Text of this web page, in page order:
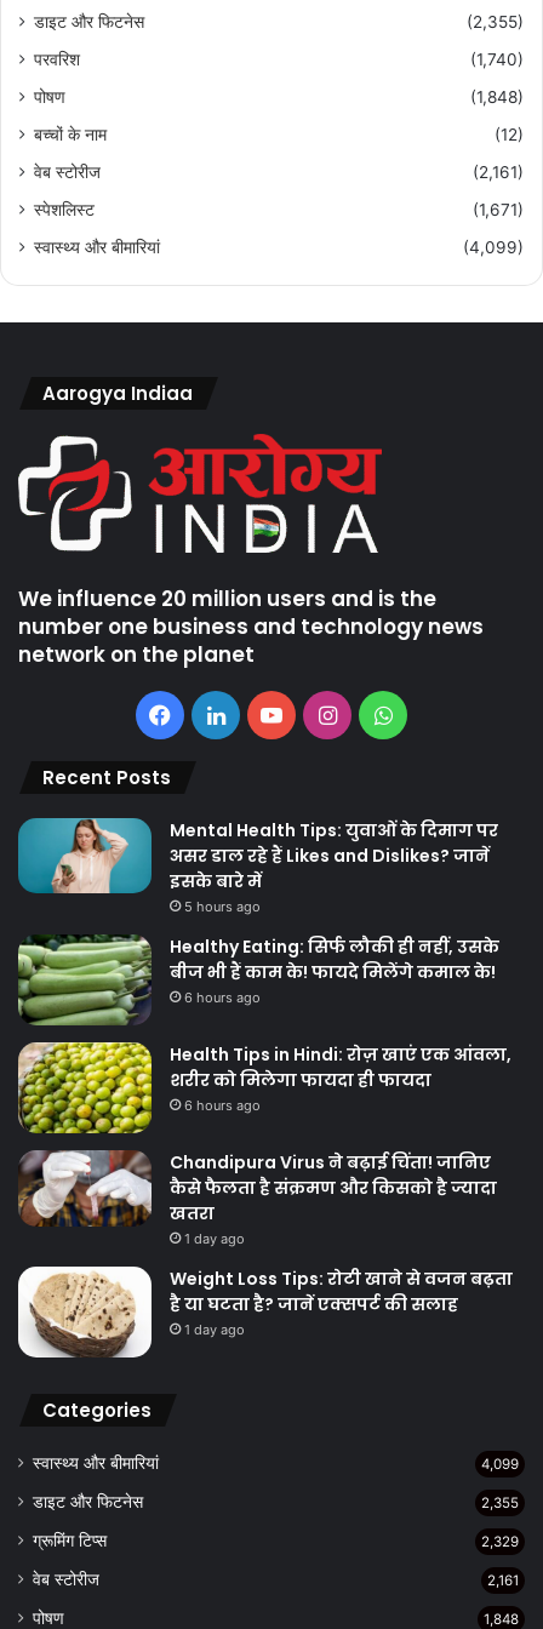
डाइट और फिटनेस
(2,355)
परवरिश
(1,740)
पोषण
(1,848)
बच्चों के नाम
(12)
वेब स्टोरीज
(2,161)
स्पेशलिस्ट
(1,671)
स्वास्थ्य और बीमारियां
(4,099)
Aarogya Indiaa
We influence 20 million users and is the
number one business and technology news
network on the planet
Facebook
LinkedInYouTubeInstagramWhatsApp
Recent Posts
Mental Health Tips: युवाओं के दिमाग पर
असर डाल रहे हैं Likes and Dislikes? जानें
इसके बारे में
5 hours ago
Healthy Eating: सिर्फ लौकी ही नहीं, उसके
बीज भी हैं काम के! फायदे मिलेंगे कमाल के!
6 hours ago
Health Tips in Hindi: रोज़ खाएं एक आंवला,
शरीर को मिलेगा फायदा ही फायदा
6 hours ago
Chandipura Virus ने बढ़ाई चिंता! जानिए
कैसे फैलता है संक्रमण और किसको है ज्यादा
खतरा
1 day ago
Weight Loss Tips: रोटी खाने से वजन बढ़ता
है या घटता है? जानें एक्सपर्ट की सलाह
1 day ago
Categories
स्वास्थ्य और बीमारियां 4,099
डाइट और फिटनेस 2,355
ग्रूमिंग टिप्स 2,329
वेब स्टोरीज 2,161
पोषण 1,848